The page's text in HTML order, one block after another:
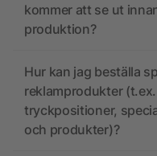
kommer att se ut
produktion?
Hur kan jag beställa
reklamprodukter
tryckpositioner,
och produkter)?